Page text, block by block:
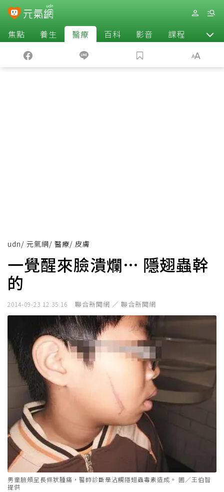
焦點 養生 醫療 百科 影音 課程 退休
udn/ 元氣網/ 醫療/ 皮膚
一覺醒來臉潰爛… 隱翅蟲幹
的
2014-09-23 12:35:16 聯合新聞網 ／ 聯合新聞網
男童臉頰呈長條狀腫痛，醫師診斷是沾觸隱翅蟲毒素造成。 圖／王伯智
提供